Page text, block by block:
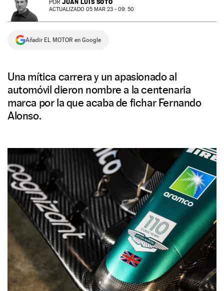
NEWSLETTER
SÍGUENOS
POR JUAN LUIS SOTO
ACTUALIZADO 05 MAR 23 - 09: 50
Añadir EL MOTOR en Google
Una mítica carrera y un apasionado al
automóvil dieron nombre a la centenaria
marca por la que acaba de fichar Fernando
Alonso.